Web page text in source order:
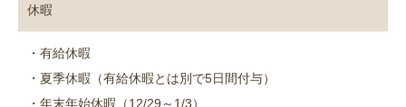
休暇
・有給休暇
・夏季休暇（有給休暇とは別で5日間付与）
・年末年始休暇（12/29～1/3）